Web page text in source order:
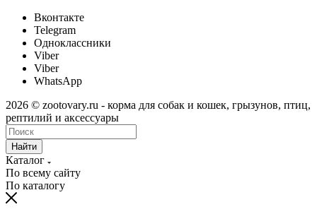
Вконтакте
Telegram
Одноклассники
Viber
Viber
WhatsApp
2026 © zootovary.ru - корма для собак и кошек, грызунов, птиц,
рептилий и аксессуары
Найти
Каталог
По всему сайту
По каталогу